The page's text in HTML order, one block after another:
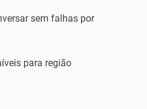
sem falhas por
para região